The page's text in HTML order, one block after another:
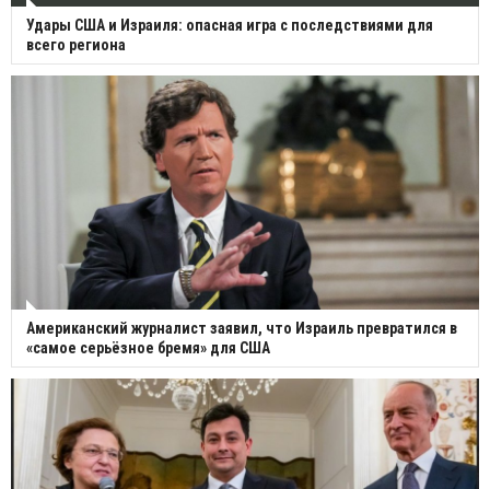
Удары США и Израиля: опасная игра с последствиями для
всего региона
Американский журналист заявил, что Израиль превратился в
«самое серьёзное бремя» для США